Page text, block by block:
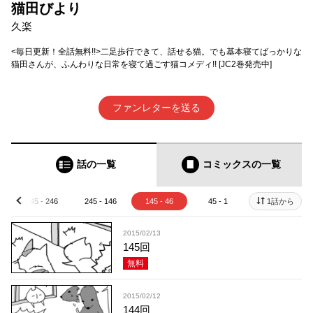
猫田びより
久楽
<毎日更新！全話無料!!>二足歩行できて、話せる猫。でも基本寝てばっかりな
猫田さんが、ふんわりな日常を寝て過ごす猫コメディ!! [JC2巻発売中]
ファンレターを送る
話の一覧 コミックスの一覧
345 - 246 245 - 146 145 - 46 45 - 1
prev 1話から
2015/02/13
145回
無料
2015/02/12
144回